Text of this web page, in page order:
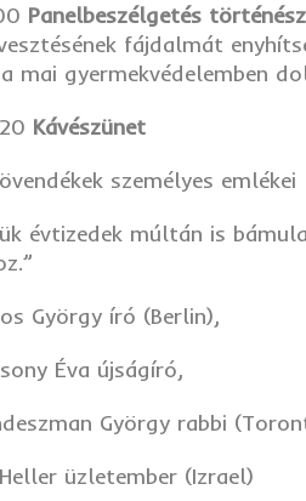
Panelbeszélgetés
fájdalmát
mai gyermekvédelemben
Kávészünet
személyes emlékei
évtizedek múltán is
György író (Berlin),
Éva újságíró,
György rabbi
üzletember (Izrael)